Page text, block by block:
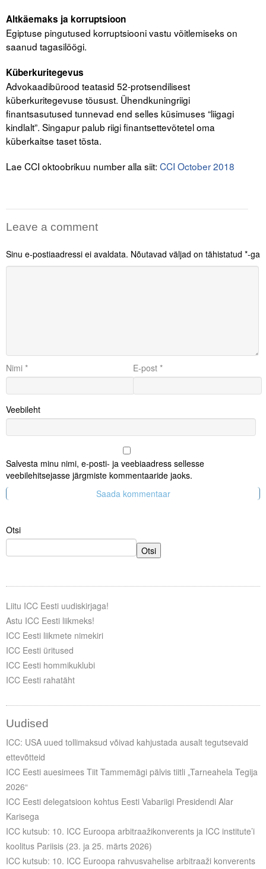
Videod
Liitu meililistiga
Oskusteave
Incoterms® 2020
Altkäemaks ja korruptsioon
Egiptuse pingutused korruptsiooni vastu võitlemiseks on
saanud tagasilöögi.
Küberkuritegevus
Advokaadibürood teatasid 52-protsendilisest
küberkuritegevuse tõusust. Ühendkuningriigi
finantsasutused tunnevad end selles küsimuses “liigagi
kindlalt”. Singapur palub riigi finantsettevõtetel oma
küberkaitse taset tõsta.
Lae CCI oktoobrikuu number alla siit: CCI October 2018
Leave a comment
Sinu e-postiaadressi ei avaldata. Nõutavad väljad on tähistatud *-ga
Nimi * E-post *
Veebileht
Salvesta minu nimi, e-posti- ja veebiaadress sellesse
veebilehitsejasse järgmiste kommentaaride jaoks.
Otsi
Otsi
Liitu ICC Eesti uudiskirjaga!
Astu ICC Eesti liikmeks!
ICC Eesti liikmete nimekiri
ICC Eesti üritused
ICC Eesti hommikuklubi
ICC Eesti rahatäht
Uudised
ICC: USA uued tollimaksud võivad kahjustada ausalt tegutsevaid
ettevõtteid
ICC Eesti auesimees Tiit Tammemägi pälvis tiitli „Tarneahela Tegija
2026“
ICC Eesti delegatsioon kohtus Eesti Vabariigi Presidendi Alar
Karisega
ICC kutsub: 10. ICC Euroopa arbitraažikonverents ja ICC institute’i
koolitus Pariisis (23. ja 25. märts 2026)
ICC kutsub: 10. ICC Euroopa rahvusvahelise arbitraaži konverents